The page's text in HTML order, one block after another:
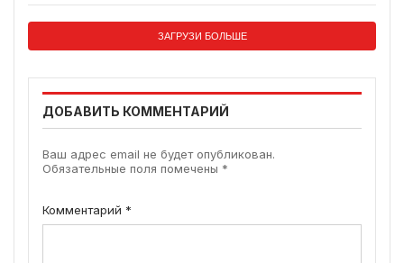
ЗАГРУЗИ БОЛЬШЕ
ДОБАВИТЬ КОММЕНТАРИЙ
Ваш адрес email не будет опубликован.
Обязательные поля помечены *
Комментарий *